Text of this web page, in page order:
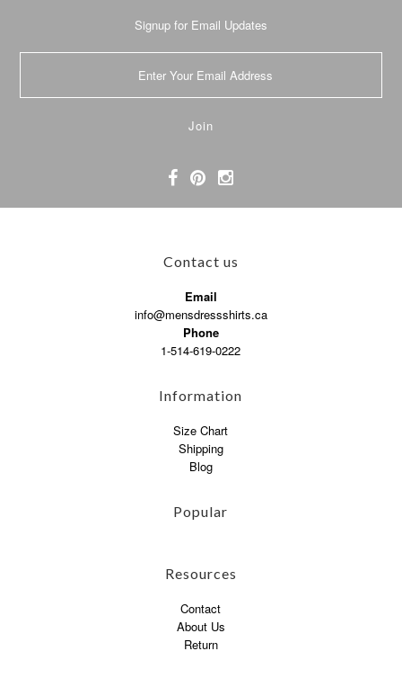
Signup for Email Updates
Contact us
Email
info@mensdressshirts.ca
Phone
1-514-619-0222
Information
Size Chart
Shipping
Blog
Popular
Resources
Contact
About Us
Return